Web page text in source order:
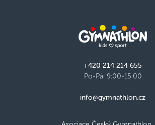
+420 214 214 655
Po-Pá: 9:00-15:00
info@gymnathlon.cz